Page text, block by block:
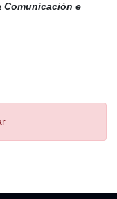
Comunicación e